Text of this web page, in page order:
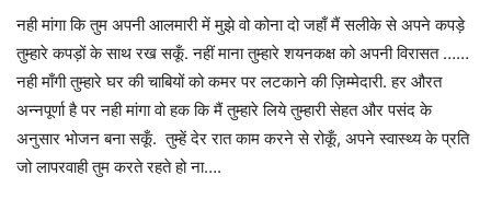
नही मांगा कि तुम अपनी आलमारी में मुझे वो कोना दो जहाँ मैं सलीके से अपने कपड़े
तुम्हारे कपड़ों के साथ रख सकूँ. नहीं माना तुम्हारे शयनकक्ष को अपनी विरासत ……
नही माँगी तुम्हारे घर की चाबियों को कमर पर लटकाने की ज़िम्मेदारी. हर औरत
अन्नपूर्णा है पर नही मांगा वो हक कि मैं तुम्हारे लिये तुम्हारी सेहत और पसंद के
अनुसार भोजन बना सकूँ. तुम्हें देर रात काम करने से रोकूँ, अपने स्वास्थ्य के प्रति
जो लापरवाही तुम करते रहते हो ना….